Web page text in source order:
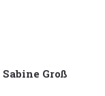
Sabine Groß